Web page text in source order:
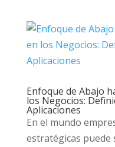
Enfoque de Abajo
los Negocios:
Aplicaciones
En el mundo
estratégicas